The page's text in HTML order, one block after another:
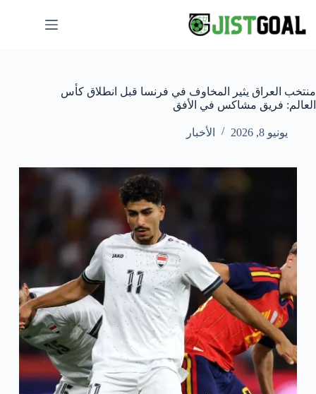
المحتوى
منتخب العراق يثير المخاوف في فرنسا قبل انطلاق كأس
العالم: فريق مشاكس في الأفق
يونيو 8, 2026 الأخبار